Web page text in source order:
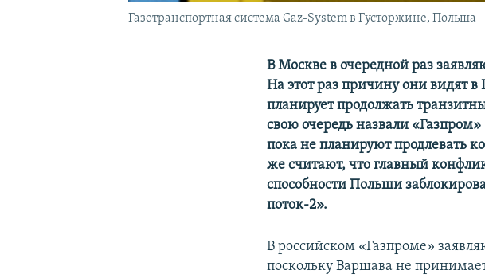
Газотранспортная система Gaz-System в Густоржине, Польша
В Москве в очередной раз
На этот раз причину они видят в
планирует продолжать
свою очередь назвали
пока не планируют продлевать
же считают, что главный
способности Польши
поток-2».
В российском «Газпроме»
поскольку Варшава не